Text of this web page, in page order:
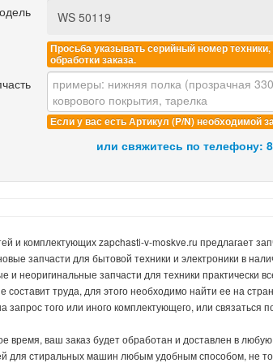
Просьба указывать серийный номер
обработки заказа.
Если у вас есть Артикул (P/N) необходимой
или свяжитесь по телефону:
и комплектующих zapchasti-v-moskve.ru предлагает
запчасти для бытовой техники и электроники в
и неоригинальные запчасти для техники практически
труда, для этого необходимо найти ее на
запрос того или иного комплектующего, или
время, ваш заказ будет обработан и доставлен в
для стиральных машин любым удобным способом, не